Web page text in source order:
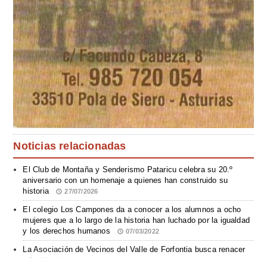
Noticias relacionadas
El Club de Montaña y Senderismo Pataricu celebra su 20.º
aniversario con un homenaje a quienes han construido su
historia
27/07/2026
El colegio Los Campones da a conocer a los alumnos a ocho
mujeres que a lo largo de la historia han luchado por la igualdad
y los derechos humanos
07/03/2022
La Asociación de Vecinos del Valle de Forfontia busca renacer